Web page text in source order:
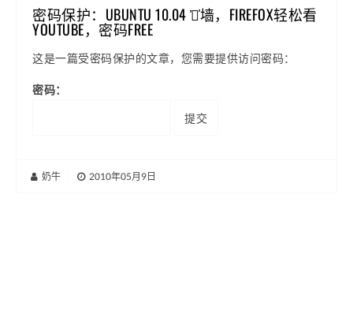
密码保护：UBUNTU 10.04 ҆翻҆墙，FIREFOX轻松看
YOUTUBE，密码FREE
这是一篇受密码保护的文章，您需要提供访问密码：
密码：
奶牛 2010年05月9日